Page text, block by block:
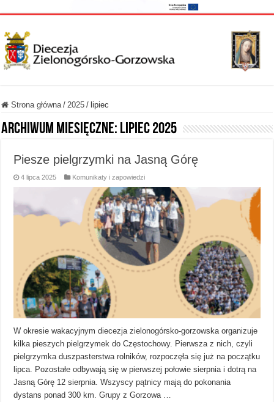
Strona główna / 2025 / lipiec
Archiwum miesięczne: lipiec 2025
Piesze pielgrzymki na Jasną Górę
4 lipca 2025 Komunikaty i zapowiedzi
W okresie wakacyjnym diecezja zielonogórsko-gorzowska organizuje
kilka pieszych pielgrzymek do Częstochowy. Pierwsza z nich, czyli
pielgrzymka duszpasterstwa rolników, rozpoczęła się już na początku
lipca. Pozostałe odbywają się w pierwszej połowie sierpnia i dotrą na
Jasną Górę 12 sierpnia. Wszyscy pątnicy mają do pokonania
dystans ponad 300 km. Grupy z Gorzowa …